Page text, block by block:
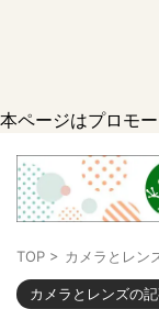
本ページはプロモ
TOP > カメラとレン
カメラとレンズの